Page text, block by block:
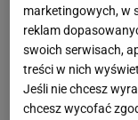
Rage quit to dla
Oznacza on
przed czasem.
w niższych
marketingowych, w
reklam
swoich serwisach,
treści w nich
Jeśli nie chcesz
chcesz wycofać